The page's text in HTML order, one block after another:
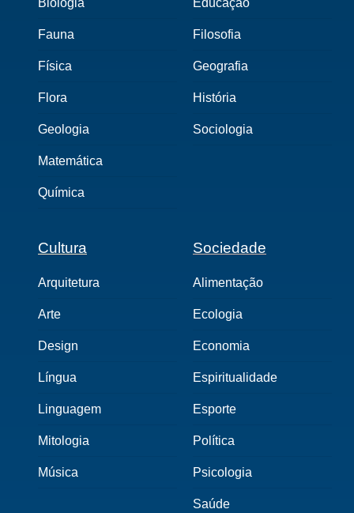
Biologia
Fauna
Física
Flora
Geologia
Matemática
Química
Educação
Filosofia
Geografia
História
Sociologia
Cultura
Arquitetura
Arte
Design
Língua
Linguagem
Mitologia
Música
Sociedade
Alimentação
Ecologia
Economia
Espiritualidade
Esporte
Política
Psicologia
Saúde